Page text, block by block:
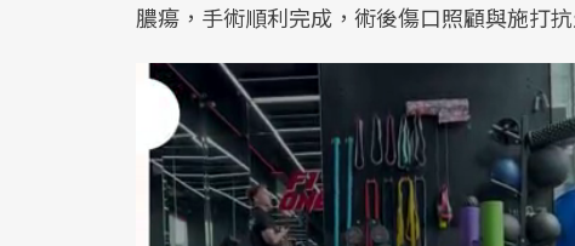
膿瘍，手術順利完成，術後傷口照顧與施打